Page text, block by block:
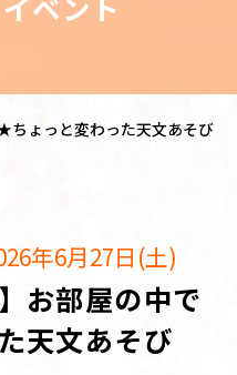
ちょっと変わった天文あそび
年6月27日(土)
お部屋の中で
天文あそび